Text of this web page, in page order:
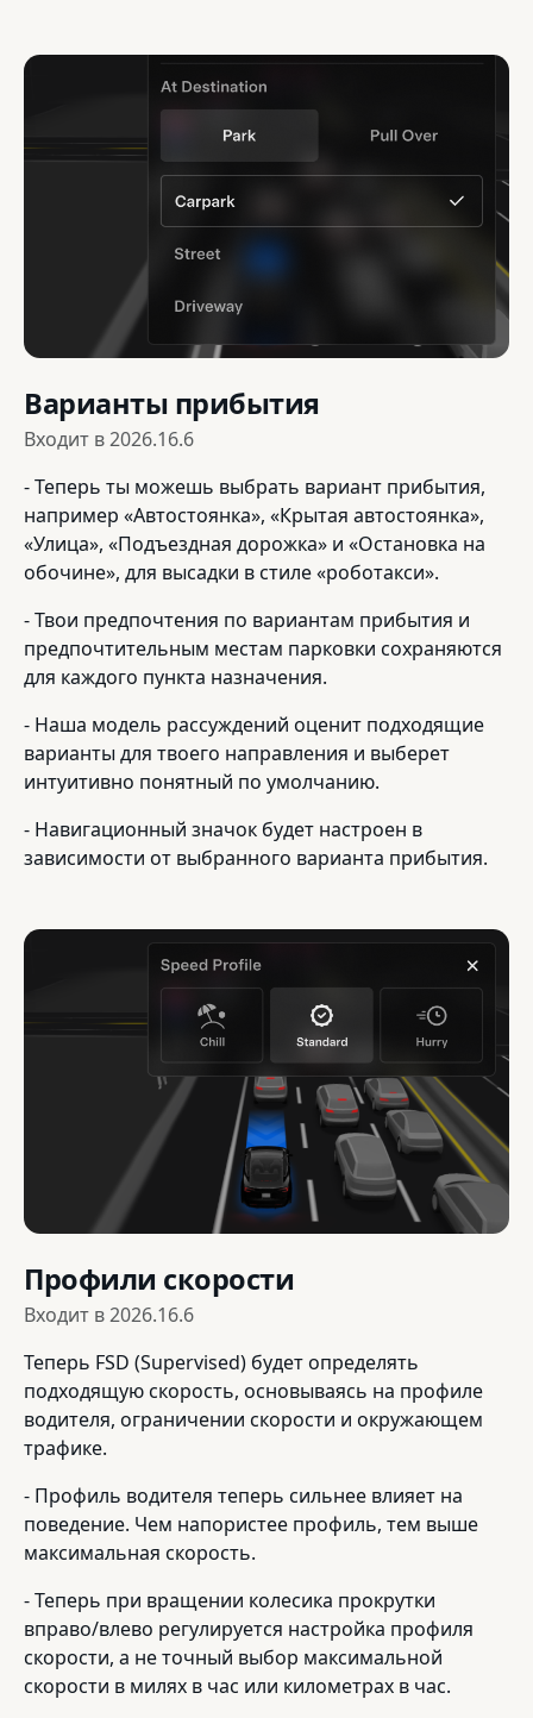
Варианты прибытия
Входит в2026.16.6
- Теперь ты можешь выбрать вариант прибытия,
например «Автостоянка», «Крытая автостоянка»,
«Улица», «Подъездная дорожка» и «Остановка на
обочине», для высадки в стиле «роботакси».
- Твои предпочтения по вариантам прибытия и
предпочтительным местам парковки сохраняются
для каждого пункта назначения.
- Наша модель рассуждений оценит подходящие
варианты для твоего направления и выберет
интуитивно понятный по умолчанию.
- Навигационный значок будет настроен в
зависимости от выбранного варианта прибытия.
Профили скорости
Входит в2026.16.6
Теперь FSD (Supervised) будет определять
подходящую скорость, основываясь на профиле
водителя, ограничении скорости и окружающем
трафике.
- Профиль водителя теперь сильнее влияет на
поведение. Чем напористее профиль, тем выше
максимальная скорость.
- Теперь при вращении колесика прокрутки
вправо/влево регулируется настройка профиля
скорости, а не точный выбор максимальной
скорости в милях в час или километрах в час.